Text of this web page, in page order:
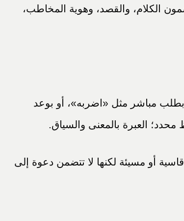
الكلام، والقصد، وهوية المخاطب،
مباشر مثل «اضربه»، أو بوعد
محدد؛ العبرة بالمعنى والسياق.
أو مسيئة لكنها لا تتضمن دعوة إلى